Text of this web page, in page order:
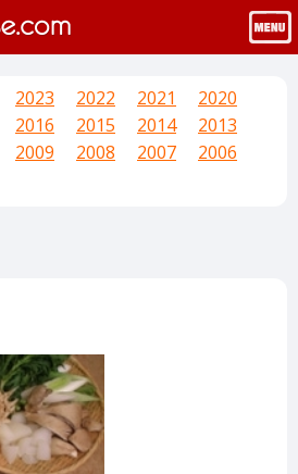
2023 2022 2021
2020
2016 2015 2014
2013
2009 2008 2007
2006